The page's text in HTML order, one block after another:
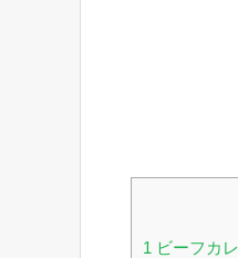
1 ビーフカ